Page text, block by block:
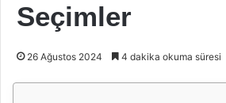
Seçimler
26 Ağustos 2024 4 dakika okuma süresi